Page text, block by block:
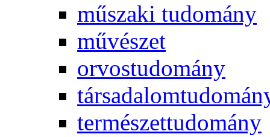
műszaki tudomány
művészet
orvostudomány
természettudomány